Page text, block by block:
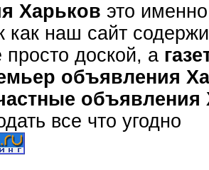
Харьков это
как наш сайт
просто доской, а
объявления
объявления
все что угодно